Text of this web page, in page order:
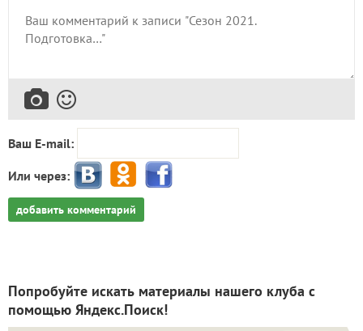
Ваш E-mail:
Или через:
добавить комментарий
Попробуйте искать материалы нашего клуба с
помощью Яндекс.Поиск!